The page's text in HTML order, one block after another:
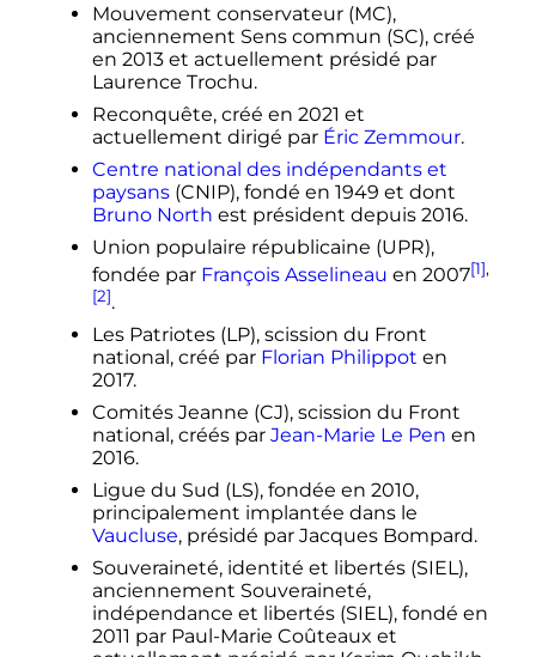
Mouvement conservateur (MC),
anciennement Sens commun (SC), créé
en 2013 et actuellement présidé par
Laurence Trochu.
Reconquête, créé en 2021 et
actuellement dirigé par Éric Zemmour.
Centre national des indépendants et
paysans(CNIP), fondé en 1949 et dont
Bruno North est président depuis 2016.
Union populaire républicaine (UPR),
fondée par François Asselineau en 2007[1],
[2].
Les Patriotes (LP), scission du Front
national, créé par Florian Philippot en
2017.
Comités Jeanne (CJ), scission du Front
national, créés par Jean-Marie Le Pen en
2016.
Ligue du Sud (LS), fondée en 2010,
principalement implantée dans le
Vaucluse, présidé par Jacques Bompard.
Souveraineté, identité et libertés (SIEL),
anciennement Souveraineté,
indépendance et libertés (SIEL), fondé en
2011 par Paul-Marie Coûteaux et